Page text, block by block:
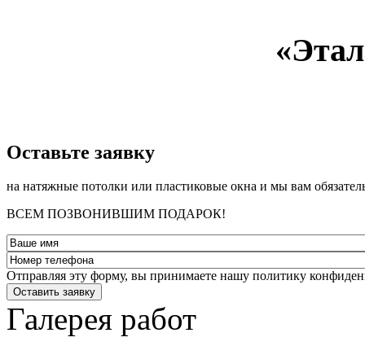
­Оставьте заявку
на натяжные потолки или пластиковые окна и мы вам
ВСЕМ ПОЗВОНИВШИМ ПОДАРОК!
Отправляя эту форму, вы принимаете нашу политику
Оставить заявку
Галерея работ